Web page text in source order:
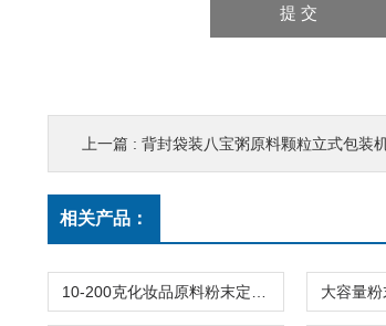
上一篇 : 背封袋装八宝粥原料颗粒立式包装
相关产品：